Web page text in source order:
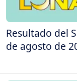
Resultado del
de agosto de